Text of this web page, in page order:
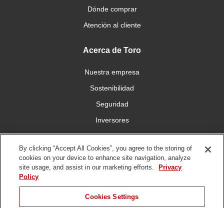
Dónde comprar
Atención al cliente
Acerca de Toro
Nuestra empresa
Sostenibilidad
Seguridad
Inversores
Trabajo
Conéctese con nosotros
By clicking “Accept All Cookies”, you agree to the storing of
cookies on your device to enhance site navigation, analyze
site usage, and assist in our marketing efforts.
Privacy
Policy
Cookies Settings